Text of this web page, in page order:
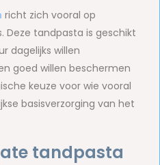
richt zich vooral op
Deze tandpasta is geschikt
dagelijks willen
goed willen beschermen
keuze voor wie vooral
basisverzorging van het
tandpasta